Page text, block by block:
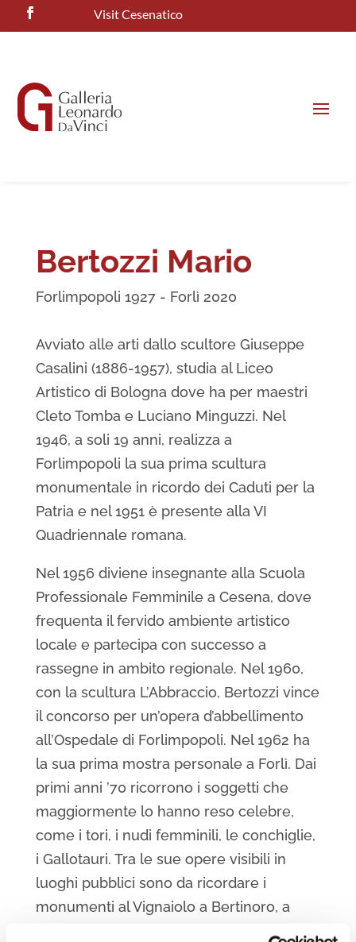
Visit Cesenatico
Bertozzi Mario
Forlimpopoli 1927 - Forlì 2020
Avviato alle arti dallo scultore Giuseppe
Casalini (1886-1957), studia al Liceo
Artistico di Bologna dove ha per maestri
Cleto Tomba e Luciano Minguzzi. Nel
1946, a soli 19 anni, realizza a
Forlimpopoli la sua prima scultura
monumentale in ricordo dei Caduti per la
Patria e nel 1951 è presente alla VI
Quadriennale romana.
Nel 1956 diviene insegnante alla Scuola
Professionale Femminile a Cesena, dove
frequenta il fervido ambiente artistico
locale e partecipa con successo a
rassegne in ambito regionale. Nel 1960,
con la scultura L’Abbraccio, Bertozzi vince
il concorso per un’opera d’abbellimento
all’Ospedale di Forlimpopoli. Nel 1962 ha
la sua prima mostra personale a Forlì. Dai
primi anni ’70 ricorrono i soggetti che
maggiormente lo hanno reso celebre,
come i tori, i nudi femminili, le conchiglie,
i Gallotauri. Tra le sue opere visibili in
luoghi pubblici sono da ricordare i
monumenti al Vignaiolo a Bertinoro, a
Pellegrino Artusi a Forlimpopoli e al